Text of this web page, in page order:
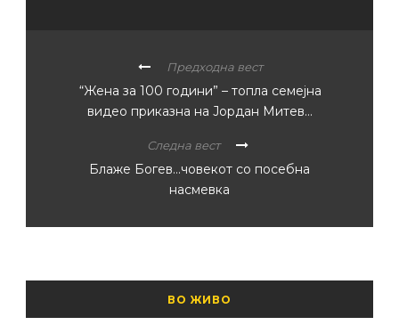
Предходна вест
“Жена за 100 години” – топла семејна
видео приказна на Јордан Митев…
Следна вест
Блаже Богев…човекот со посебна
насмевка
ВО ЖИВО